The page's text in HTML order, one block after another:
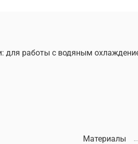
для работы с водяным
Материалы